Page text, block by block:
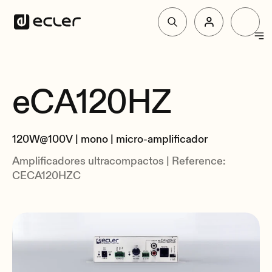
Soluciones
Por qué Ecler
Resumen
Relacionados
eCA120HZ
120W@100V | mono | micro-amplificador
Amplificadores ultracompactos | Reference:
CECA120HZC